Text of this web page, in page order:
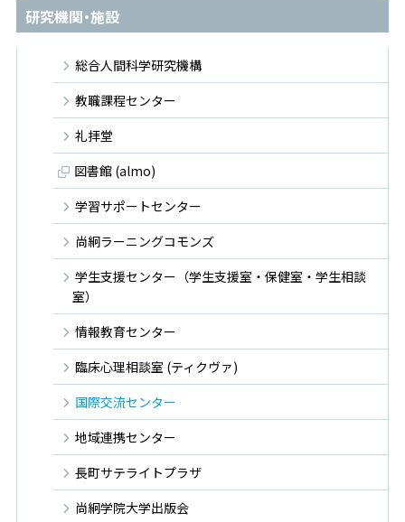
研究機関・施設
総合人間科学研究機構
教職課程センター
礼拝堂
図書館 (almo)
学習サポートセンター
尚絅ラーニングコモンズ
学生支援センター（学生支援室・保健室・学生相談
室）
情報教育センター
臨床心理相談室 (ティクヴァ)
国際交流センター
地域連携センター
長町サテライトプラザ
尚絅学院大学出版会